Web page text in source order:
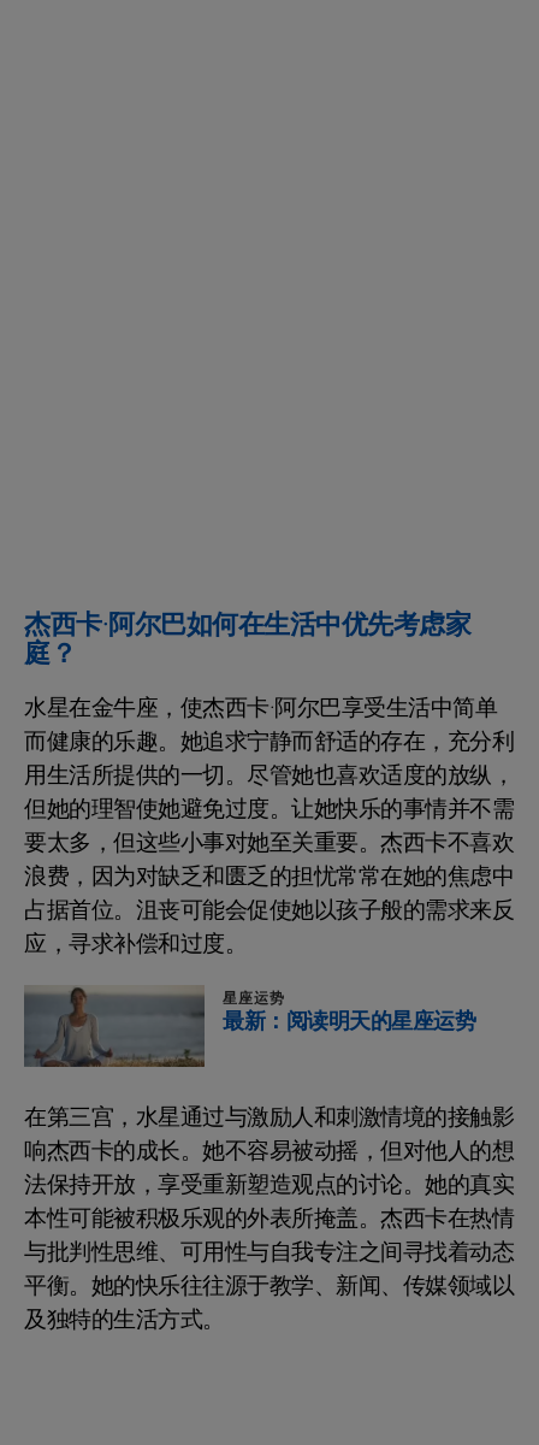
杰西卡·阿尔巴如何在生活中优先考虑家
庭？
水星在金牛座，使杰西卡·阿尔巴享受生活中简单
而健康的乐趣。她追求宁静而舒适的存在，充分利
用生活所提供的一切。尽管她也喜欢适度的放纵，
但她的理智使她避免过度。让她快乐的事情并不需
要太多，但这些小事对她至关重要。杰西卡不喜欢
浪费，因为对缺乏和匮乏的担忧常常在她的焦虑中
占据首位。沮丧可能会促使她以孩子般的需求来反
应，寻求补偿和过度。
星座运势
最新：阅读明天的星座运势
在第三宫，水星通过与激励人和刺激情境的接触影
响杰西卡的成长。她不容易被动摇，但对他人的想
法保持开放，享受重新塑造观点的讨论。她的真实
本性可能被积极乐观的外表所掩盖。杰西卡在热情
与批判性思维、可用性与自我专注之间寻找着动态
平衡。她的快乐往往源于教学、新闻、传媒领域以
及独特的生活方式。